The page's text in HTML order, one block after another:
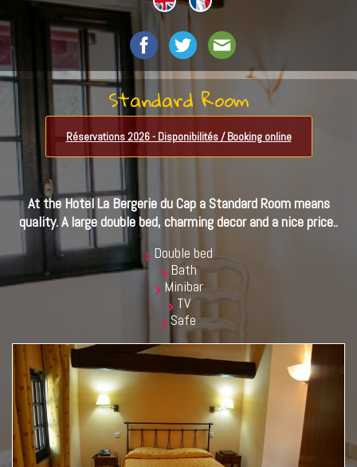
Standard Room
Réservations 2026 - Disponibilités / Booking online
At the Hotel La Bergerie du Cap a Standard Room means
quality. A large double bed, charming decor and a nice price..
Double bed
Bath
Minibar
TV
Safe